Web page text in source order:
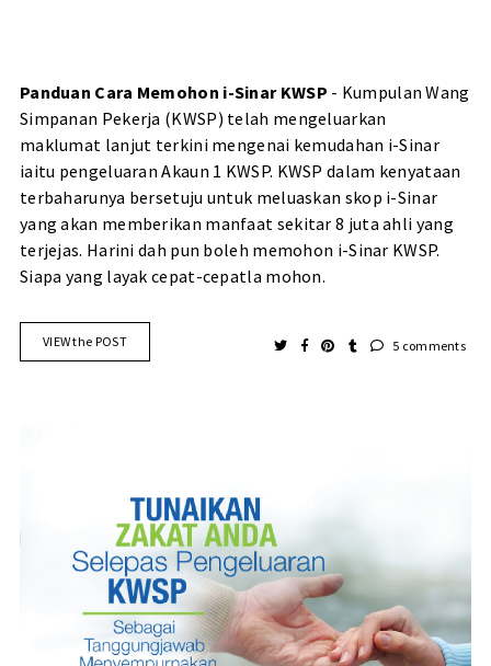
Panduan Cara Memohon i-Sinar KWSP - Kumpulan Wang
Simpanan Pekerja (KWSP) telah mengeluarkan
maklumat lanjut terkini mengenai kemudahan i-Sinar
iaitu pengeluaran Akaun 1 KWSP. KWSP dalam kenyataan
terbaharunya bersetuju untuk meluaskan skop i-Sinar
yang akan memberikan manfaat sekitar 8 juta ahli yang
terjejas. Harini dah pun boleh memohon i-Sinar KWSP.
Siapa yang layak cepat-cepatla mohon.
VIEW the POST 5 comments